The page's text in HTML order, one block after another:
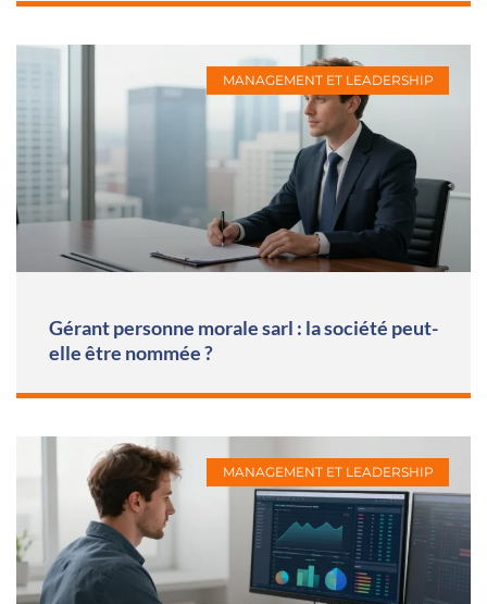
MANAGEMENT ET LEADERSHIP
Gérant personne morale sarl : la société peut-
elle être nommée ?
MANAGEMENT ET LEADERSHIP